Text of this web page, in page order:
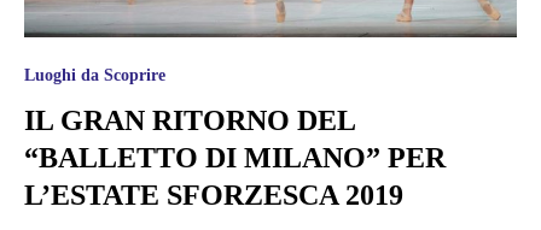
Luoghi da Scoprire
IL GRAN RITORNO DEL
“BALLETTO DI MILANO” PER
L’ESTATE SFORZESCA 2019